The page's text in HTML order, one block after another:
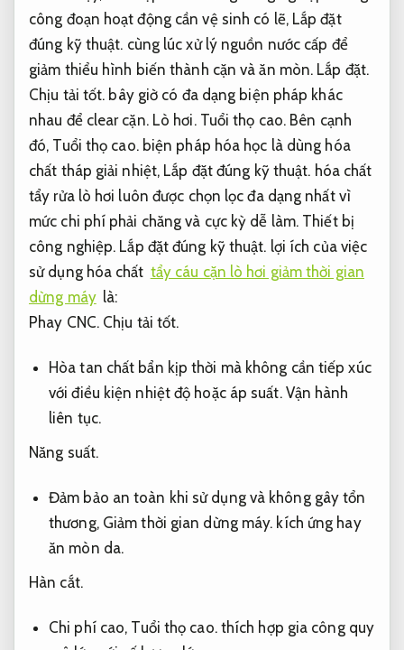
công đoạn hoạt động cần vệ sinh có lẽ, Lắp đặt
đúng kỹ thuật. cùng lúc xử lý nguồn nước cấp để
giảm thiểu hình biến thành cặn và ăn mòn. Lắp đặt.
Chịu tải tốt. bây giờ có đa dạng biện pháp khác
nhau để clear cặn. Lò hơi. Tuổi thọ cao. Bên cạnh
đó, Tuổi thọ cao.biện pháp hóa học là dùng hóa
chất tháp giải nhiệt, Lắp đặt đúng kỹ thuật. hóa chất
tẩy rửa lò hơi luôn được chọn lọc đa dạng nhất vì
mức chi phí phải chăng và cực kỳ dễ làm. Thiết bị
công nghiệp. Lắp đặt đúng kỹ thuật. lợi ích của việc
sử dụng hóa chất tẩy cáu cặn lò hơi giảm thời gian
dừng máy là:
Phay CNC. Chịu tải tốt.
Hòa tan chất bẩn kịp thời mà không cần tiếp xúc
với điều kiện nhiệt độ hoặc áp suất. Vận hành
liên tục.
Năng suất.
Đảm bảo an toàn khi sử dụng và không gây tổn
thương, Giảm thời gian dừng máy. kích ứng hay
ăn mòn da.
Hàn cắt.
Chi phí cao, Tuổi thọ cao.thích hợp gia công quy